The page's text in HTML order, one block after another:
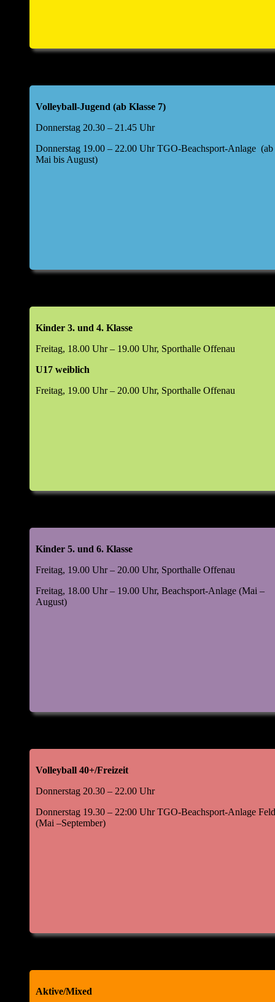
Volleyball-Jugend (ab Klasse 7)
Donnerstag 20.30 – 21.45 Uhr
Donnerstag 19.00 – 22.00 Uhr TGO-Beachsport-Anlage (ab
Mai bis August)
Kinder 3. und 4. Klasse
Freitag, 18.00 Uhr – 19.00 Uhr, Sporthalle Offenau
U17 weiblich
Freitag, 19.00 Uhr – 20.00 Uhr, Sporthalle Offenau
Kinder 5. und 6. Klasse
Freitag, 19.00 Uhr – 20.00 Uhr, Sporthalle Offenau
Freitag, 18.00 Uhr – 19.00 Uhr, Beachsport-Anlage (Mai –
August)
Volleyball 40+/Freizeit
Donnerstag 20.30 – 22.00 Uhr
Donnerstag 19.30 – 22:00 Uhr TGO-Beachsport-Anlage
(Mai –September)
Aktive/Mixed